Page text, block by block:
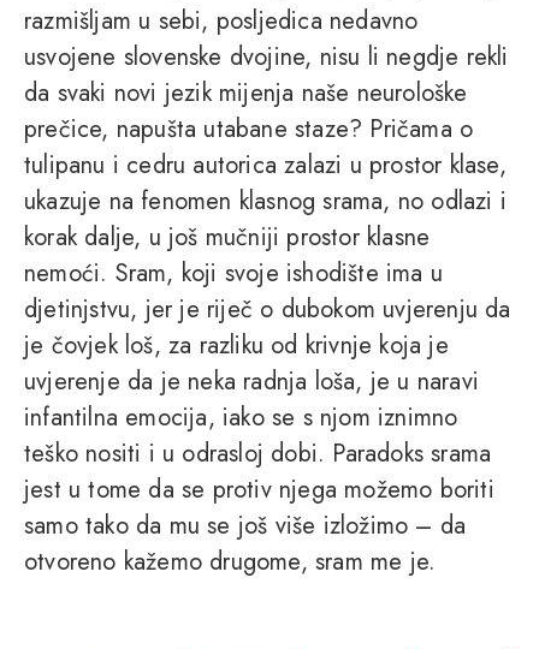
razmišljam u sebi, posljedica nedavno
usvojene slovenske dvojine, nisu li negdje rekli
da svaki novi jezik mijenja naše neurološke
prečice, napušta utabane staze? Pričama o
tulipanu i cedru autorica zalazi u prostor klase,
ukazuje na fenomen klasnog srama, no odlazi i
korak dalje, u još mučniji prostor klasne
nemoći. Sram, koji svoje ishodište ima u
djetinjstvu, jer je riječ o dubokom uvjerenju da
je čovjek loš, za razliku od krivnje koja je
uvjerenje da je neka radnja loša, je u naravi
infantilna emocija, iako se s njom iznimno
teško nositi i u odrasloj dobi. Paradoks srama
jest u tome da se protiv njega možemo boriti
samo tako da mu se još više izložimo – da
otvoreno kažemo drugome, sram me je.